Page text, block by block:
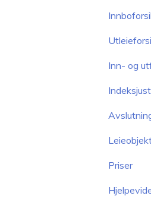
Inn- og
Priser